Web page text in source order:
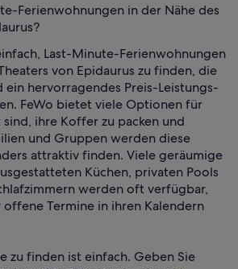
Ferienwohnungen in der Nähe des
Last-Minute-Ferienwohnungen
von Epidaurus zu finden, die
hervorragendes Preis-Leistungs-
FeWo bietet viele Optionen für
ihre Koffer zu packen und
und Gruppen werden diese
attraktiv finden. Viele geräumige
Küchen, privaten Pools
werden oft verfügbar,
Termine in ihren Kalendern
zu finden ist einfach. Geben Sie